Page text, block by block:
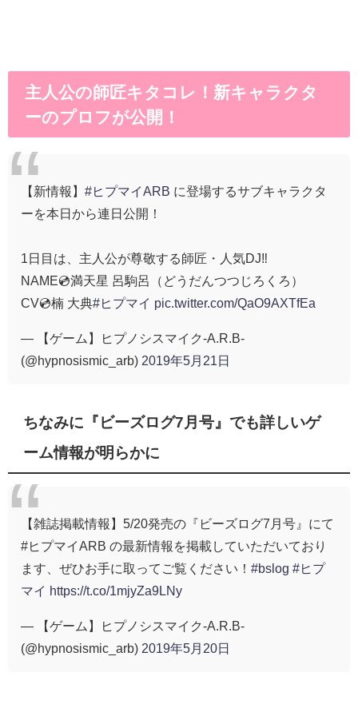
主人公の師匠キタコレ！新キャラクタ
ーのプロフが公開！
【新情報】 #ヒプマイARB に登場するサブキャラクタ
ーを本日から連日公開！
1日目は、主人公が尊敬する師匠・人気DJ‼
NAME💿満天星 呂駒呂（どうだんつつじろくろ）
CV💿楠 大典#ヒプマイ pic.twitter.com/QaO9AXTfEa
— 【ゲーム】ヒプノシスマイク-A.R.B-
(@hypnosismic_arb) 2019年5月21日
ちなみに『ビーズログ7月号』でも詳しいゲ
ーム情報が明らかに
【雑誌掲載情報】5/20発売の『ビーズログ7月号』にて
#ヒプマイARB の最新情報を掲載していただいており
ます、ぜひお手に取ってご覧ください！ #bslog #ヒプ
マイ https://t.co/1mjyZa9LNy
— 【ゲーム】ヒプノシスマイク-A.R.B-
(@hypnosismic_arb) 2019年5月20日